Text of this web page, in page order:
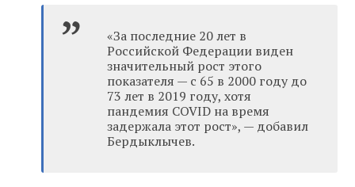
«За последние 20 лет в
Российской Федерации виден
значительный рост этого
показателя — с 65 в 2000 году до
73 лет в 2019 году, хотя
пандемия COVID на время
задержала этот рост», — добавил
Бердыклычев.